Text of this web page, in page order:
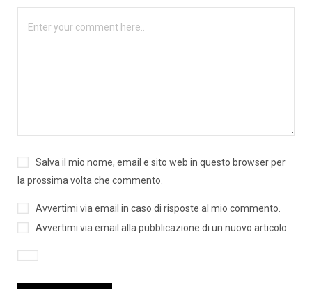
Salva il mio nome, email e sito web in questo browser per
la prossima volta che commento.
Avvertimi via email in caso di risposte al mio commento.
Avvertimi via email alla pubblicazione di un nuovo articolo.